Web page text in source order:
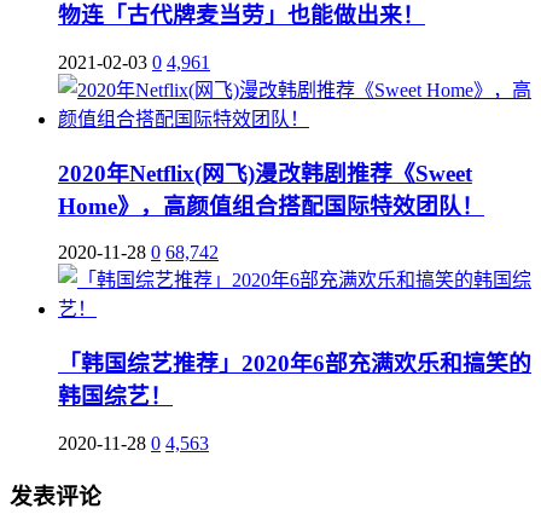
物连「古代牌麦当劳」也能做出来！
2021-02-03 0 4,961
2020年Netflix(网飞)漫改韩剧推荐《Sweet
Home》，高颜值组合搭配国际特效团队！
2020-11-28 0 68,742
「韩国综艺推荐」2020年6部充满欢乐和搞笑的
韩国综艺！
2020-11-28 0 4,563
发表评论